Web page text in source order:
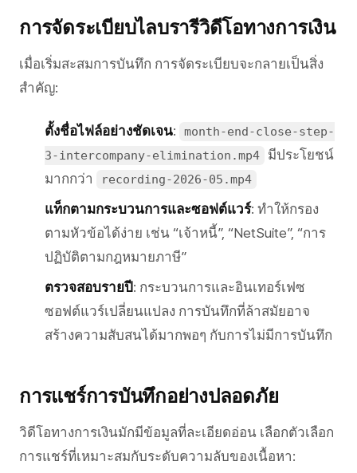
การจัดระเบียบไลบรารีวิดีโอทางการเงิน
เมื่อเริ่มสะสมการบันทึก การจัดระเบียบจะกลายเป็นสิ่ง
สำคัญ:
ตั้งชื่อไฟล์อย่างชัดเจน:
month-end-close-step-
3-intercompany-elimination.mp4
มีประโยชน์
มากกว่า
recording-2026-05.mp4
แท็กตามกระบวนการและซอฟต์แวร์: ทำให้กรอง
ตามหัวข้อได้ง่าย เช่น “เจ้าหนี้”, “NetSuite”, “การ
ปฏิบัติตามกฎหมายภาษี”
ตรวจสอบรายปี: กระบวนการและอินเทอร์เฟซ
ซอฟต์แวร์เปลี่ยนแปลง การบันทึกที่ล้าสมัยอาจ
สร้างความสับสนได้มากพอๆ กับการไม่มีการบันทึก
การแชร์การบันทึกอย่างปลอดภัย
วิดีโอทางการเงินมักมีข้อมูลที่ละเอียดอ่อน เลือกตัวเลือก
การแชร์ที่เหมาะสมกับระดับความลับของเนื้อหา: